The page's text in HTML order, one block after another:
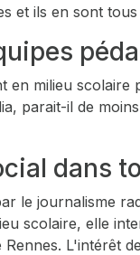
et ils en sont
milieu
parait-il de
dans
le journalisme
scolaire, elle
L'intérêt